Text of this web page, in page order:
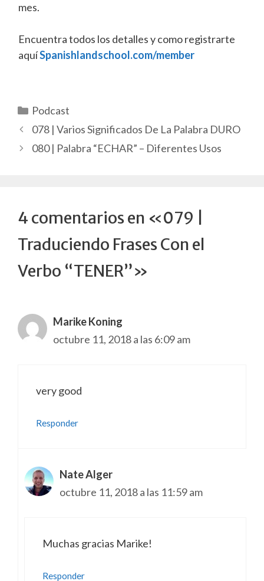
mes.
Encuentra todos los detalles y como registrarte
aquíSpanishlandschool.com/member
Categorías
Podcast
078 | Varios Significados De La Palabra DURO
080 | Palabra “ECHAR” – Diferentes Usos
4 comentarios en «079 |
Traduciendo Frases Con el
Verbo “TENER”»
Marike Koning
octubre 11, 2018 a las 6:09 am
very good
Responder
Nate Alger
octubre 11, 2018 a las 11:59 am
Muchas gracias Marike!
Responder